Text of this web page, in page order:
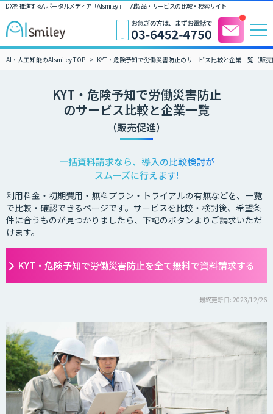
DXを推進するAIポータルメディア「AIsmiley」｜ AI製品・サービスの比較・検索サイト
AI・人工知能のAIsmiley TOP KYT・危険予知で労働災害防止のサービス比較と企業一覧（販
KYT・危険予知で労働災害防止
のサービス比較と企業一覧
（販売促進）
一括資料請求なら、導入の比較検討が
スムーズに行えます!
利用料金・初期費用・無料プラン・トライアルの有無などを、一覧
で比較・確認できるページです。サービスを比較・検討後、希望条
件に合うものが見つかりましたら、下記のボタンよりご請求いただ
けます。
KYT・危険予知で労働災害防止を全て無料で資料請求する
最終更新日: 2023/12/26